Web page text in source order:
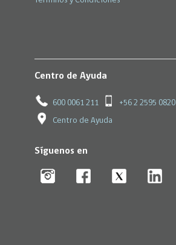
Centro de Ayuda
600 0061 211 +56 2 2595 0820
Centro de Ayuda
Síguenos en